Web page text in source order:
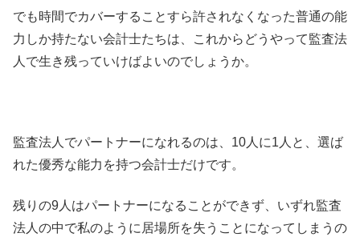
でも時間でカバーすることすら許されなくなった普通の能
力しか持たない会計士たちは、これからどうやって監査法
人で生き残っていけばよいのでしょうか。
監査法人でパートナーになれるのは、10人に1人と、選ば
れた優秀な能力を持つ会計士だけです。
残りの9人はパートナーになることができず、いずれ監査
法人の中で私のように居場所を失うことになってしまうの